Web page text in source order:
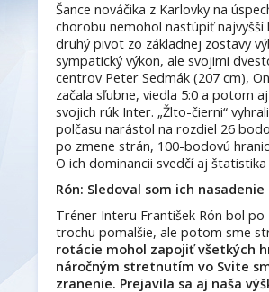
Šance nováčika z Karlovky na
chorobu nemohol nastúpiť najvyšší
druhý pivot zo základnej zostavy
sympatický výkon, ale svojimi
centrov Peter Sedmák (207 cm),
začala sľubne, viedla 5:0 a potom
svojich rúk Inter. „Žlto-čierni“
polčasu narástol na rozdiel 26
po zmene strán, 100-bodovú
O ich dominancii svedčí aj
Rón: Sledoval som ich nasadenie
Tréner Interu František Rón bol po
trochu pomalšie, ale potom sme
rotácie mohol zapojiť všetkých
náročným stretnutím vo Svite
zranenie. Prejavila sa aj naša